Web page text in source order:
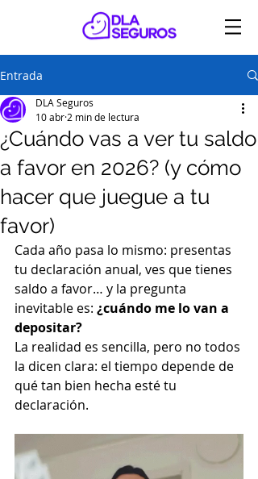
Entrada
¿Cuándo vas a ver tu saldo
a favor en 2026? (y cómo
hacer que juegue a tu
favor)
DLA Seguros
10 abr 2 min de lectura
Cada año pasa lo mismo: presentas
tu declaración anual, ves que tienes
saldo a favor… y la pregunta
inevitable es: ¿cuándo me lo van a
depositar?
La realidad es sencilla, pero no todos
la dicen clara: el tiempo depende de
qué tan bien hecha esté tu
declaración.